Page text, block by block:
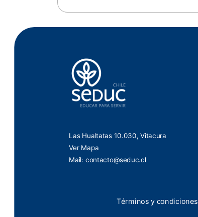
Las Hualtatas 10.030, Vitacura
Ver Mapa
Mail: contacto@seduc.cl
Términos y condiciones